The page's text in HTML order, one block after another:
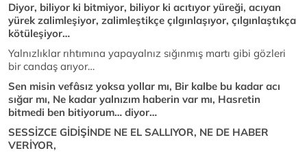
Diyor, biliyor ki bitmiyor, biliyor ki acıtıyor yüreği, acıyan
yürek zalimleşiyor, zalimleştikçe çılgınlaşıyor, çılgınlaştıkça
kötüleşiyor…
Yalnızlıklar rıhtımına yapayalnız sığınmış martı gibi gözleri
bir candaş arıyor…
Sen misin vefâsız yoksa yollar mı, Bir kalbe bu kadar acı
sığar mı, Ne kadar yalnızım haberin var mı, Hasretin
bitmedi ben bitiyorum… diyor…
SESSİZCE GİDİŞİNDE NE EL SALLIYOR, NE DE HABER
VERİYOR,